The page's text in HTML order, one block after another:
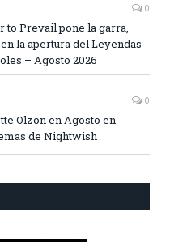
0
to Prevail pone la garra,
la apertura del Leyendas
– Agosto 2026
0
Olzon en Agosto en
de Nightwish